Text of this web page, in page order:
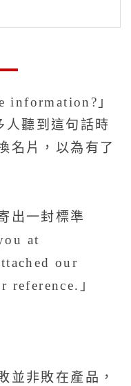
information?」
人聽到這句話時
名片，以為有了
出一封標準
at
our
」
並非敗在產品，